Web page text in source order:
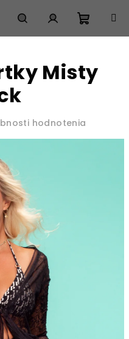
HľadaťPrihlásenie
košík
Misty
hodnotenia